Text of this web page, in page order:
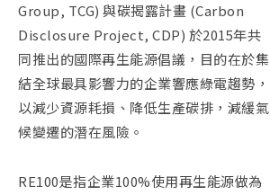
Group, TCG) 與碳揭露計畫 (Carbon
Disclosure Project, CDP) 於2015年共
同推出的國際再生能源倡議，目的在於集
結全球最具影響力的企業響應綠電趨勢，
以減少資源耗損、降低生產碳排，減緩氣
候變遷的潛在風險。
RE100是指企業100%使用再生能源做為